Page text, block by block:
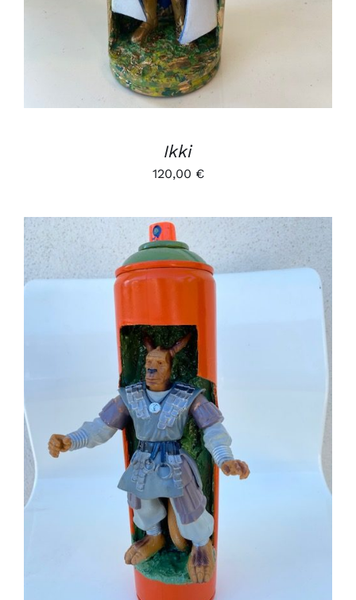
Ikki
120,00 €
AJOUTER AU PANIER
DÉTAILS